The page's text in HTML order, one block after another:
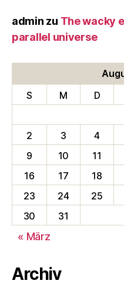
admin zu The wacky
parallel universe
S
M D
2
3 4
9
10 11
16
17 18
23
24 25
30
31
« März
Archiv